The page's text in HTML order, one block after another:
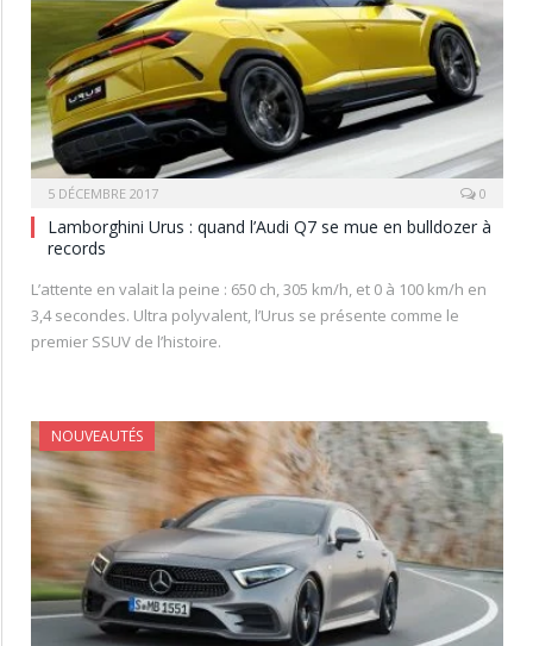
5 DÉCEMBRE 2017 0
Lamborghini Urus : quand l’Audi Q7 se mue en bulldozer à
records
L’attente en valait la peine : 650 ch, 305 km/h, et 0 à 100 km/h en
3,4 secondes. Ultra polyvalent, l’Urus se présente comme le
premier SSUV de l’histoire.
NOUVEAUTÉS